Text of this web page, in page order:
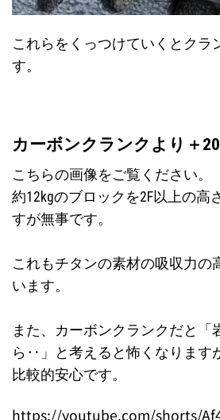
これらをくっつけていくとクラ
す。
カーボンクランクより＋
こちらの画像をご覧ください。
約12kgのブロックを2F以上の高
すが無事です。
これもチタンの素材の吸収力の
います。
また、カーボンクランクだと「
ら‥」と考えると怖くなります
比較的安心です。
https://youtube.com/shorts/